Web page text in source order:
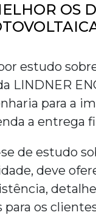
OS
estudo
LINDNER
para a
a entrega
de estudo
deve
os